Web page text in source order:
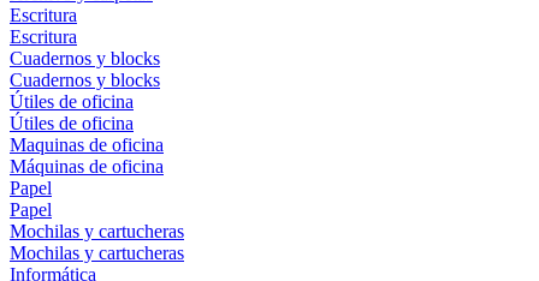
Escritura
Escritura
Cuadernos y blocks
Cuadernos y blocks
Útiles de oficina
Útiles de oficina
Maquinas de oficina
Máquinas de oficina
Papel
Papel
Mochilas y cartucheras
Mochilas y cartucheras
Informática